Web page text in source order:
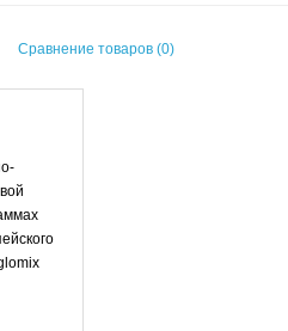
Сравнение товаров (0)